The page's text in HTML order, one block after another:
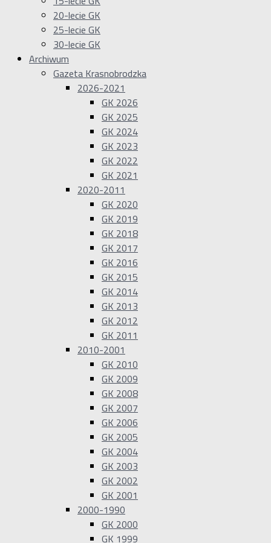
20-lecie GK
25-lecie GK
30-lecie GK
Archiwum
Gazeta Krasnobrodzka
2026-2021
GK 2026
GK 2025
GK 2024
GK 2023
GK 2022
GK 2021
2020-2011
GK 2020
GK 2019
GK 2018
GK 2017
GK 2016
GK 2015
GK 2014
GK 2013
GK 2012
GK 2011
2010-2001
GK 2010
GK 2009
GK 2008
GK 2007
GK 2006
GK 2005
GK 2004
GK 2003
GK 2002
GK 2001
2000-1990
GK 2000
GK 1999